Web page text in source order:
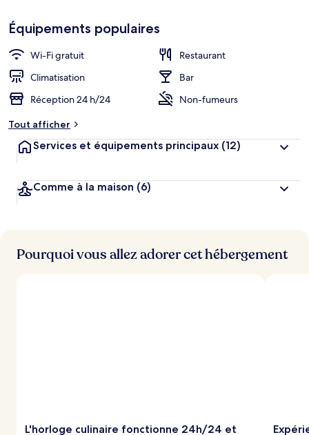
Équipements populaires
Wi-Fi gratuit
Restaurant
Climatisation
Bar
Réception 24 h/24
Non-fumeurs
Tout afficher
Services et équipements principaux (12)
Comme à la maison (6)
Pourquoi vous allez adorer cet hébergement
L'horloge culinaire fonctionne 24h/24 et